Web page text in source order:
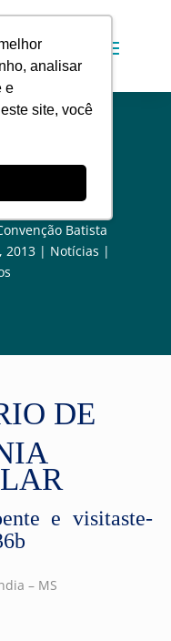
analisar
e
site, você
Seminário
Batista
2013
Notícias
DE
e visitaste-
– MS